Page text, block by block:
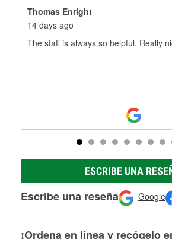
Thomas Enright
14 days ago
The staff is always so helpful. Really
ESCRIBE UNA
Escribe una reseña Google
¡Ordena en línea y recógelo